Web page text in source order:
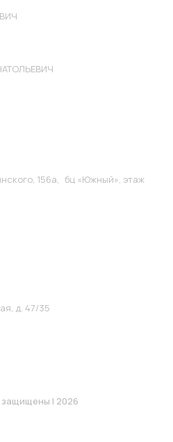
156а, бц «Южный», этаж
д. 47/35
| 2026